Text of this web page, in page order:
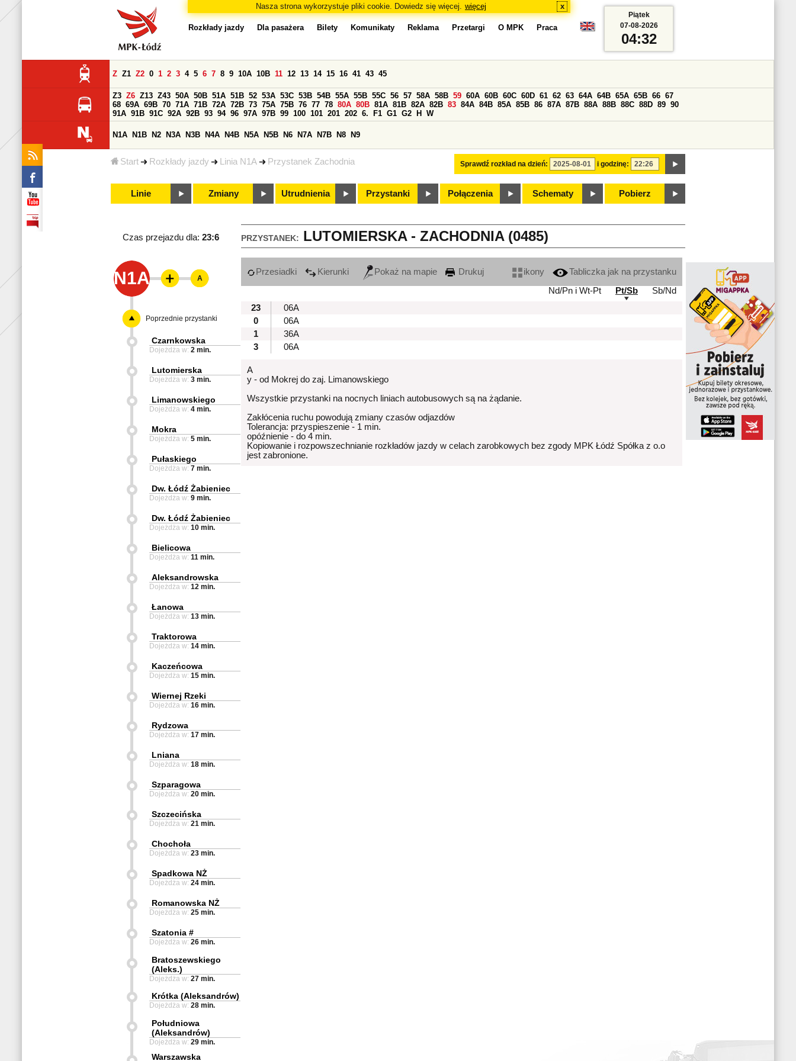
Nasza strona wykorzystuje pliki cookie. Dowiedz się więcej. więcej x
Start Rozkłady jazdy Linia N1A Przystanek Zachodnia
Rozkłady jazdy Dla pasażera Bilety Komunikaty Reklama Przetargi O MPK Praca
Sprawdź rozkład na dzień: i godzinę:
Z Z1 Z2 0 1 2 3 4 5 6 7 8 9 10A 10B 11 12 13 14 15 16 41 43 45
Z3 Z6 Z13 Z43 50A 50B 51A 51B 52 53A 53C 53B 54B 55A 55B 55C 56 57 58A 58B 59 60A 60B 60C 60D 61 62 63 64A 64B 65A 65B 66 67
68 69A 69B 70 71A 71B 72A 72B 73 75A 75B 76 77 78 80A 80B 81A 81B 82A 82B 83 84A 84B 85A 85B 86 87A 87B 88A 88B 88C 88D 89 90
91A 91B 91C 92A 92B 93 94 96 97A 97B 99 100 101 201 202 6. F1 G1 G2 H W
N1A N1B N2 N3A N3B N4A N4B N5A N5B N6 N7A N7B N8 N9
Linie Zmiany Utrudnienia Przystanki Połączenia Schematy Pobierz
Piątek
07-08-2026
04:32
PRZYSTANEK: LUTOMIERSKA - ZACHODNIA (0485)
Czas przejazdu dla: 23:6
N1A Przesiadki Kierunki Pokaż na mapie Drukuj ikony
Tabliczka jak na przystanku
Nd/Pn i Wt-Pt
Pt/Sb
Sb/Nd
23
06A
0
06A
1
36A
3
06A
A
y - od Mokrej do zaj. Limanowskiego
Wszystkie przystanki na nocnych liniach autobusowych są na żądanie.
Zakłócenia ruchu powodują zmiany czasów odjazdów
Tolerancja: przyspieszenie - 1 min.
opóźnienie - do 4 min.
Kopiowanie i rozpowszechnianie rozkładów jazdy w celach zarobkowych bez zgody MPK Łódź Spółka z o.o
jest zabronione.
A
Poprzednie przystanki
Czarnkowska
Dojeżdża w: 2 min.
Lutomierska
Dojeżdża w: 3 min.
Limanowskiego
Dojeżdża w: 4 min.
Mokra
Dojeżdża w: 5 min.
Pułaskiego
Dojeżdża w: 7 min.
Dw. Łódź Żabieniec
Dojeżdża w: 9 min.
Dw. Łódź Żabieniec
Dojeżdża w: 10 min.
Bielicowa
Dojeżdża w: 11 min.
Aleksandrowska
Dojeżdża w: 12 min.
Łanowa
Dojeżdża w: 13 min.
Traktorowa
Dojeżdża w: 14 min.
Kaczeńcowa
Dojeżdża w: 15 min.
Wiernej Rzeki
Dojeżdża w: 16 min.
Rydzowa
Dojeżdża w: 17 min.
Lniana
Dojeżdża w: 18 min.
Szparagowa
Dojeżdża w: 20 min.
Szczecińska
Dojeżdża w: 21 min.
Chochoła
Dojeżdża w: 23 min.
Spadkowa NŻ
Dojeżdża w: 24 min.
Romanowska NŻ
Dojeżdża w: 25 min.
Szatonia #
Dojeżdża w: 26 min.
Bratoszewskiego
(Aleks.)
Dojeżdża w: 27 min.
Krótka (Aleksandrów)
Dojeżdża w: 28 min.
Południowa
(Aleksandrów)
Dojeżdża w: 29 min.
Warszawska